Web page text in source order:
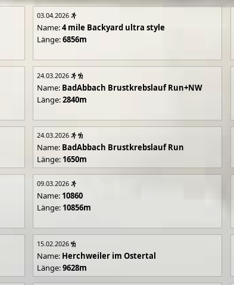
03.04.2026
Name:4 mile Backyard ultra style
Länge:6856m
24.03.2026
Name: BadAbbach Brustkrebslauf Run+NW
Länge:2840m
24.03.2026
Name: BadAbbach Brustkrebslauf Run
Länge: 1650m
09.03.2026
Name: 10860
Länge: 10856m
15.02.2026
Name: Herchweiler im Ostertal
Länge:9628m